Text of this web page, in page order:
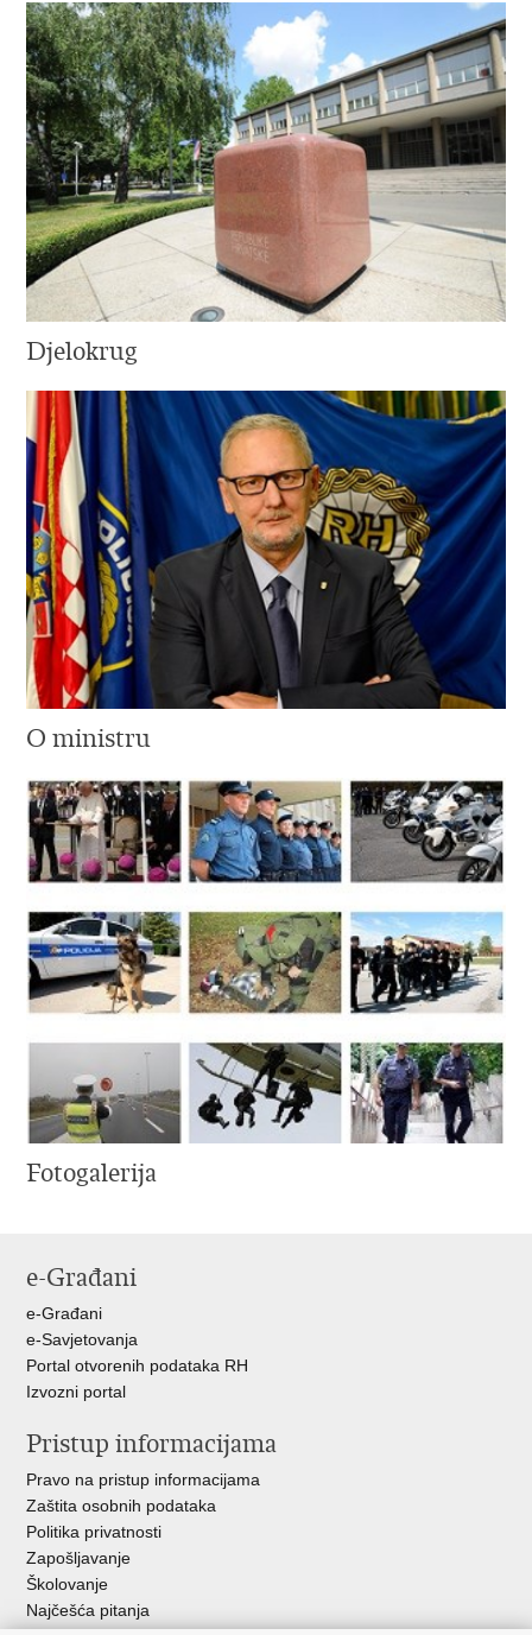
Djelokrug
O ministru
Fotogalerija
e-Građani
e-Građani
e-Savjetovanja
Portal otvorenih podataka RH
Izvozni portal
Pristup informacijama
Pravo na pristup informacijama
Zaštita osobnih podataka
Politika privatnosti
Zapošljavanje
Školovanje
Najčešća pitanja